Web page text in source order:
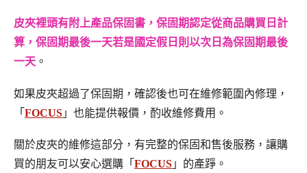
皮夾裡頭有附上產品保固書，保固期認定從商品購買日計
算，保固期最後一天若是國定假日則以次日為保固期最後
一天 。
如果皮夾超過了保固期，確認後也可在維修範圍內修理，
「 FOCUS 」也能提供報價，酌收維修費用。
關於皮夾的維修這部分，有完整的保固和售後服務，讓購
買的朋友可以安心選購「 FOCUS 」的產踭。